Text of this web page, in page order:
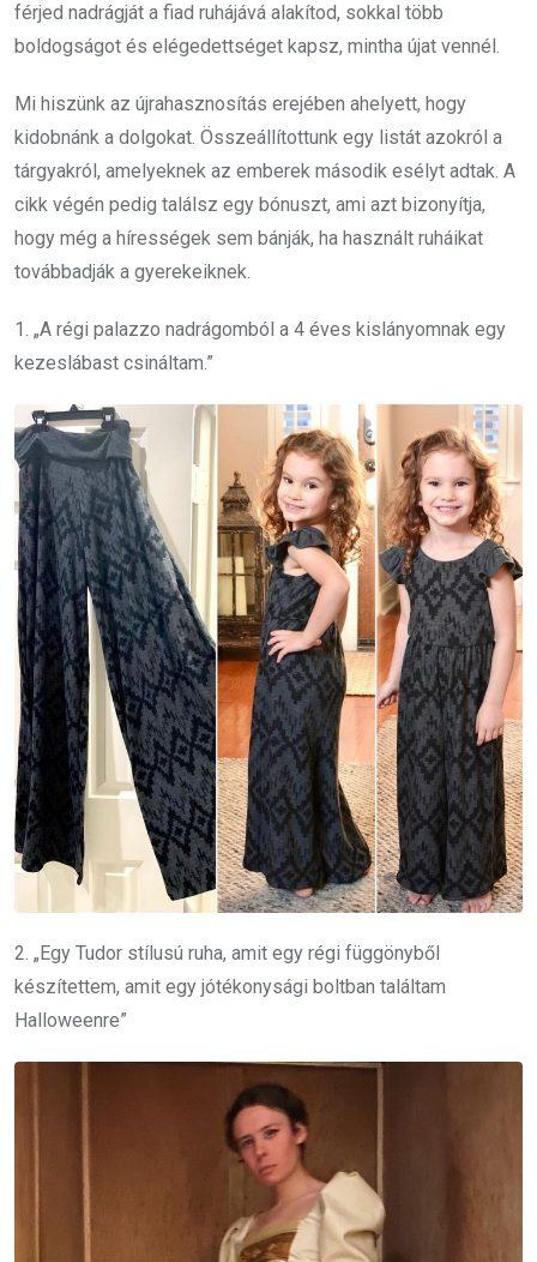
férjed nadrágját a fiad ruhájává alakítod, sokkal több
boldogságot és elégedettséget kapsz, mintha újat vennél.
Mi hiszünk az újrahasznosítás erejében ahelyett, hogy
kidobnánk a dolgokat. Összeállítottunk egy listát azokról a
tárgyakról, amelyeknek az emberek második esélyt adtak. A
cikk végén pedig találsz egy bónuszt, ami azt bizonyítja,
hogy még a hírességek sem bánják, ha használt ruháikat
továbbadják a gyerekeiknek.
1. „A régi palazzo nadrágomból a 4 éves kislányomnak egy
kezeslábast csináltam.”
2. „Egy Tudor stílusú ruha, amit egy régi függönyből
készítettem, amit egy jótékonysági boltban találtam
Halloweenre”